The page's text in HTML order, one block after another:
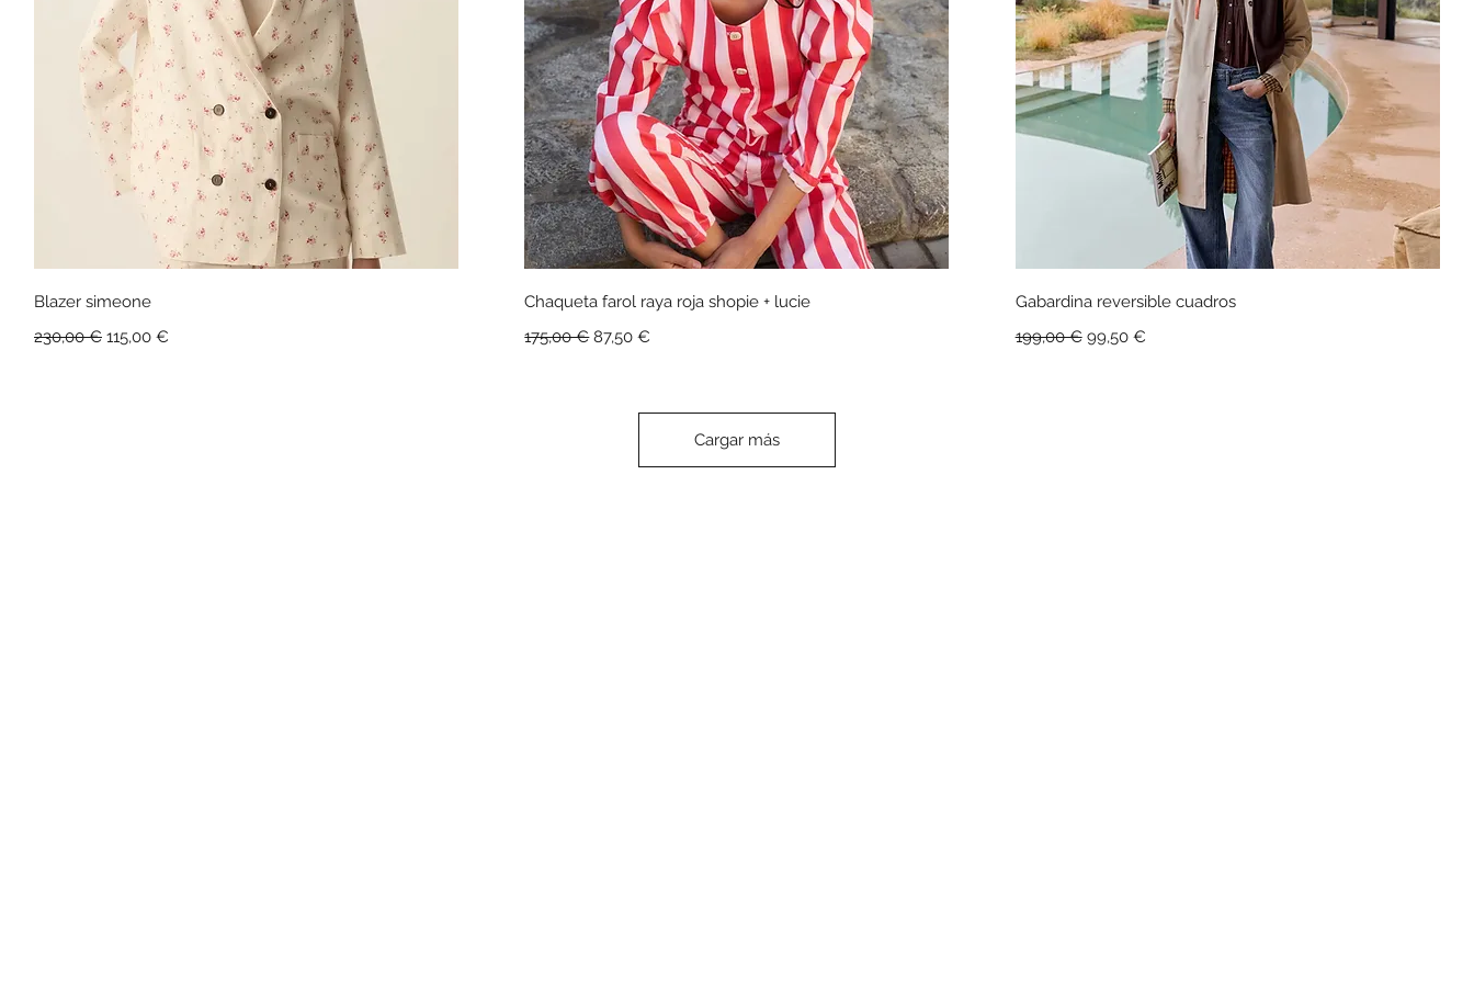
Blazer simeone
Precio
230,00 € Precio de oferta
115,00 €
Vista rápida
Chaqueta farol raya roja shopie + lucie
Precio
175,00 € Precio de oferta
87,50 €
Vista rápida
Gabardina reversible cuadros
Precio
199,00 € Precio de oferta
99,50 €
Cargar más